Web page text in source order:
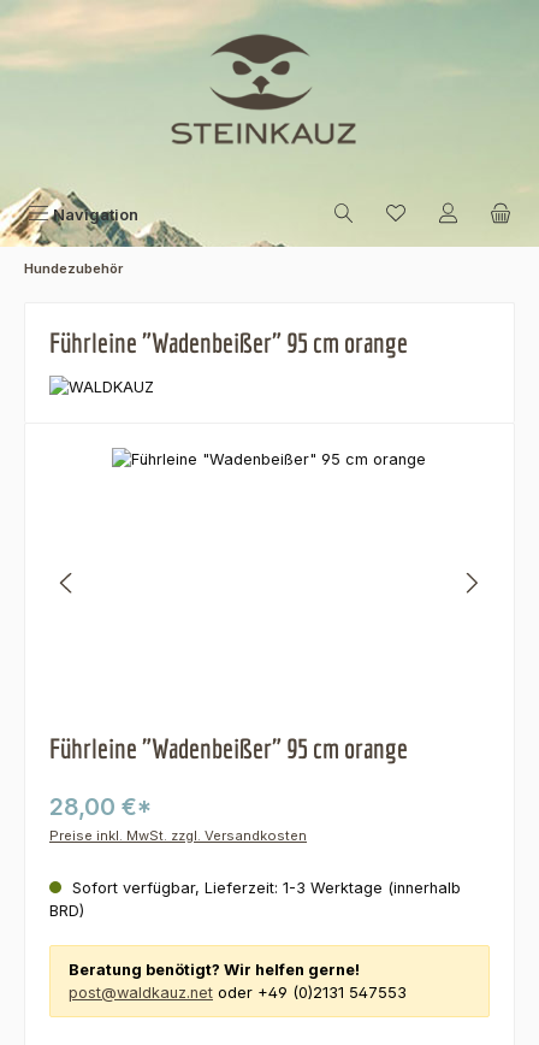
Zum Hauptinhalt springen
Navigation
Hundezubehör
Führleine "Wadenbeißer" 95 cm orange
Bildergalerie überspringen
Führleine "Wadenbeißer" 95 cm orange
28,00 €*
Preise inkl. MwSt. zzgl. Versandkosten
Sofort verfügbar, Lieferzeit: 1-3 Werktage (innerhalb
BRD)
Beratung benötigt? Wir helfen gerne!
post@waldkauz.net oder +49 (0)2131 547553